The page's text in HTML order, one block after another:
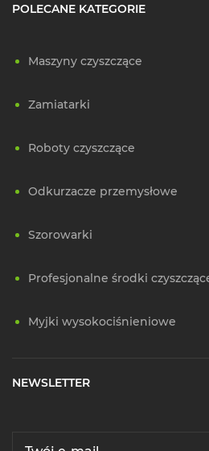
POLECANE KATEGORIE
Maszyny czyszczące
Zamiatarki
Roboty czyszczące
Odkurzacze przemysłowe
Szorowarki
Profesjonalne środki
Myjki wysokociśnieniowe
NEWSLETTER